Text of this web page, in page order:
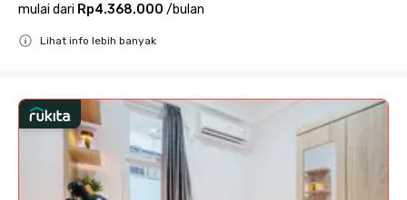
mulai dari Rp4.368.000 /bulan
Lihat info lebih banyak